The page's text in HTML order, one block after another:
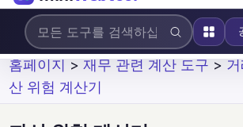
홈페이지 >재무 관련 계산 도구 >
산 위험 계산기